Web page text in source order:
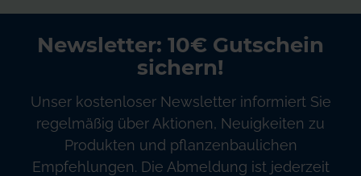
Newsletter: 10€ Gutschein
sichern!
Unser kostenloser Newsletter informiert Sie
regelmäßig über Aktionen, Neuigkeiten zu
Produkten und pflanzenbaulichen
Empfehlungen. Die Abmeldung ist jederzeit